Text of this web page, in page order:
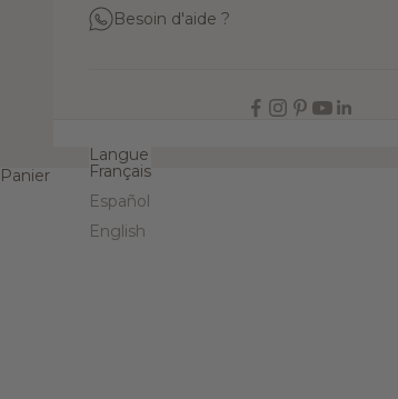
Besoin d'aide ?
Langue
Français
Español
English
Panier